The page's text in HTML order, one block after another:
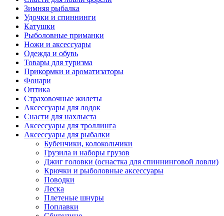
Зимняя рыбалка
Удочки и спиннинги
Катушки
Рыболовные приманки
Ножи и аксессуары
Одежда и обувь
Товары для туризма
Прикормки и ароматизаторы
Фонари
Оптика
Страховочные жилеты
Аксессуары для лодок
Снасти для нахлыста
Аксессуары для троллинга
Аксессуары для рыбалки
Бубенчики, колокольчики
Грузила и наборы грузов
Джиг головки (оснастка для спиннинговой ловли)
Крючки и рыболовные аксессуары
Поводки
Леска
Плетеные шнуры
Поплавки